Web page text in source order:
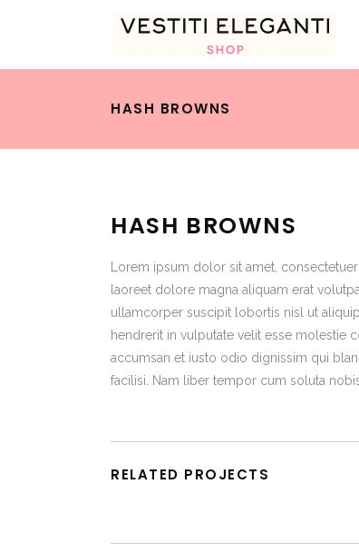
HASH BROWNS
HASH BROWNS
Lorem ipsum dolor sit amet,
laoreet dolore magna aliquam erat
ullamcorper suscipit lobortis nisl ut
hendrerit in vulputate velit esse molestie
accumsan et iusto odio dignissim qui
facilisi. Nam liber tempor cum soluta
RELATED PROJECTS